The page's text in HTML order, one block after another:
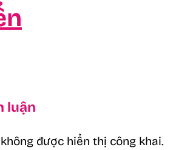
luận
được hiển thị công khai.